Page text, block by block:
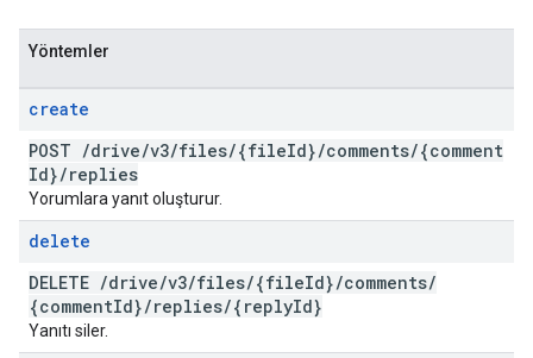
Yöntemler
create
POST /drive/v3/files/{fileId}/comments/{comment
Id}/replies
Yorumlara yanıt oluşturur.
delete
DELETE /drive/v3/files/{fileId}/comments/
{commentId}/replies/{replyId}
Yanıtı siler.